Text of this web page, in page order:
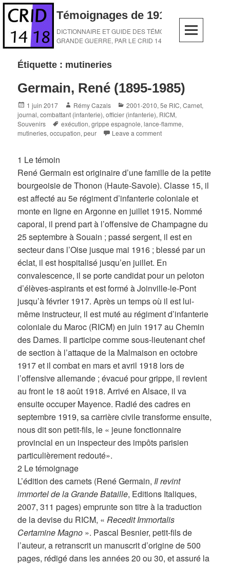
Skip
content
Témoignages de 1914-1918
DICTIONNAIRE ET GUIDE DES TÉMOINS DE LA
GRANDE GUERRE, PAR LE CRID 14-18
Étiquette : mutineries
Germain, René (1895-1985)
Posted
on
1 juin 2017 Author
Rémy Cazals Categories
2001-2010,5e RIC,Carnet,
journal,combattant (infanterie),officier (infanterie), RICM,
Souvenirs
Tags
exécution,grippe espagnole,lance-flamme,
mutineries,occupation,peur Leave a comment
1 Le témoin
René Germain est originaire d’une famille de la petite
bourgeoisie de Thonon (Haute-Savoie). Classe 15, il
est affecté au 5e régiment d’infanterie coloniale et
monte en ligne en Argonne en juillet 1915. Nommé
caporal, il prend part à l’offensive de Champagne du
25 septembre à Souain ; passé sergent, il est en
secteur dans l’Oise jusque mai 1916 ; blessé par un
éclat, il est hospitalisé jusqu’en juillet. En
convalescence, il se porte candidat pour un peloton
d’élèves-aspirants et est formé à Joinville-le-Pont
jusqu’à février 1917. Après un temps où il est lui-
même instructeur, il est muté au régiment d’infanterie
coloniale du Maroc (RICM) en juin 1917 au Chemin
des Dames. Il participe comme sous-lieutenant chef
de section à l’attaque de la Malmaison en octobre
1917 et il combat en mars et avril 1918 lors de
l’offensive allemande ; évacué pour grippe, il revient
au front le 18 août 1918. Arrivé en Alsace, il va
ensuite occuper Mayence. Radié des cadres en
septembre 1919, sa carrière civile transforme ensuite,
nous dit son petit-fils, le « jeune fonctionnaire
provincial en un inspecteur des impôts parisien
particulièrement redouté».
2 Le témoignage
L’édition des carnets (René Germain, Il revint
immortel de la Grande Bataille, Editions Italiques,
2007, 311 pages) emprunte son titre à la traduction
de la devise du RICM, «Recedit Immortalis
Certamine Magno ». Pascal Besnier, petit-fils de
l’auteur, a retranscrit un manuscrit d’origine de 500
pages, rédigé dans les années 20 ou 30, et assuré la